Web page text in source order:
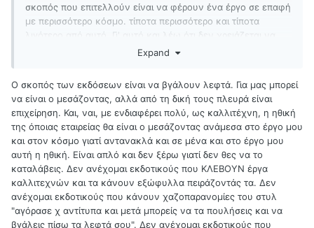
σκοπός που επιτελλούν είναι να φέρουν ένα έργο σε επαφή
με περισσότερο κόσμο. τίποτα περισσότερο και τίποτα
λιγότερο από αυτό. Γι' αυτό και λέω ότι δεν χρειάζεται να
μας θυμώνουν οι διαδικασίες τους.
Expand
Ο σκοπός των εκδόσεων είναι να βγάλουν λεφτά. Για μας μπορεί
να είναι ο μεσάζοντας, αλλά από τη δική τους πλευρά είναι
επιχείρηση. Και, ναι, με ενδιαφέρει πολύ, ως καλλιτέχνη, η ηθική
της όποιας εταιρείας θα είναι ο μεσάζοντας ανάμεσα στο έργο μου
και στον κόσμο γιατί αντανακλά και σε μένα και στο έργο μου
αυτή η ηθική. Είναι απλό και δεν ξέρω γιατί δεν θες να το
καταλάβεις. Δεν ανέχομαι εκδοτικούς που ΚΛΕΒΟΥΝ έργα
καλλιτεχνών και τα κάνουν εξώφυλλα πειράζοντάς τα. Δεν
ανέχομαι εκδοτικούς που κάνουν χαζοπαρανομίες του στυλ
"αγόρασε χ αντίτυπα και μετά μπορείς να τα πουλήσεις και να
βγάλεις πίσω τα λεφτά σου". Δεν ανέχομαι εκδοτικούς που